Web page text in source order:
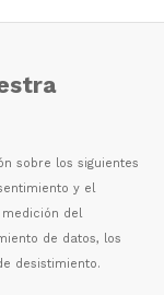
n sobre los siguientes
y el
ón del
de datos, los
desistimiento.